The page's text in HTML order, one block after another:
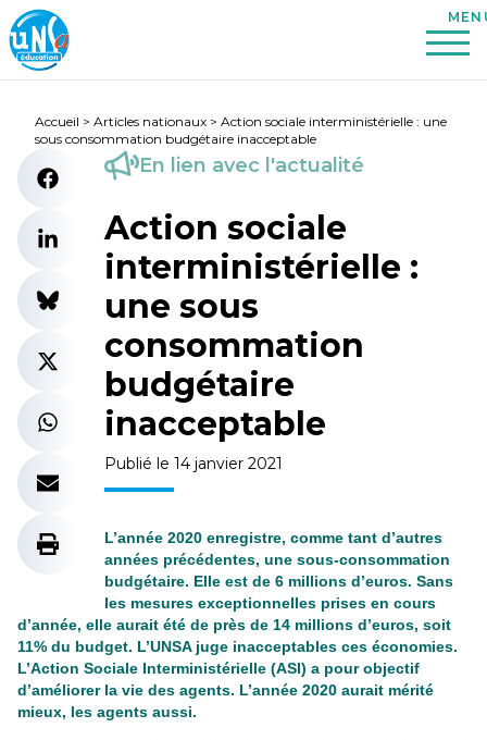
Accueil > Articles nationaux > Action sociale interministérielle : une
sous consommation budgétaire inacceptable
En lien avec l'actualité
Action sociale
interministérielle :
une sous
consommation
budgétaire
inacceptable
Publié le 14 janvier 2021
L’année 2020 enregistre, comme tant d’autres
années précédentes, une sous-consommation
budgétaire. Elle est de 6 millions d’euros. Sans
les mesures exceptionnelles prises en cours
d’année, elle aurait été de près de 14 millions d’euros, soit
11% du budget. L’UNSA juge inacceptables ces économies.
L’Action Sociale Interministérielle (ASI) a pour objectif
d’améliorer la vie des agents. L’année 2020 aurait mérité
mieux, les agents aussi.